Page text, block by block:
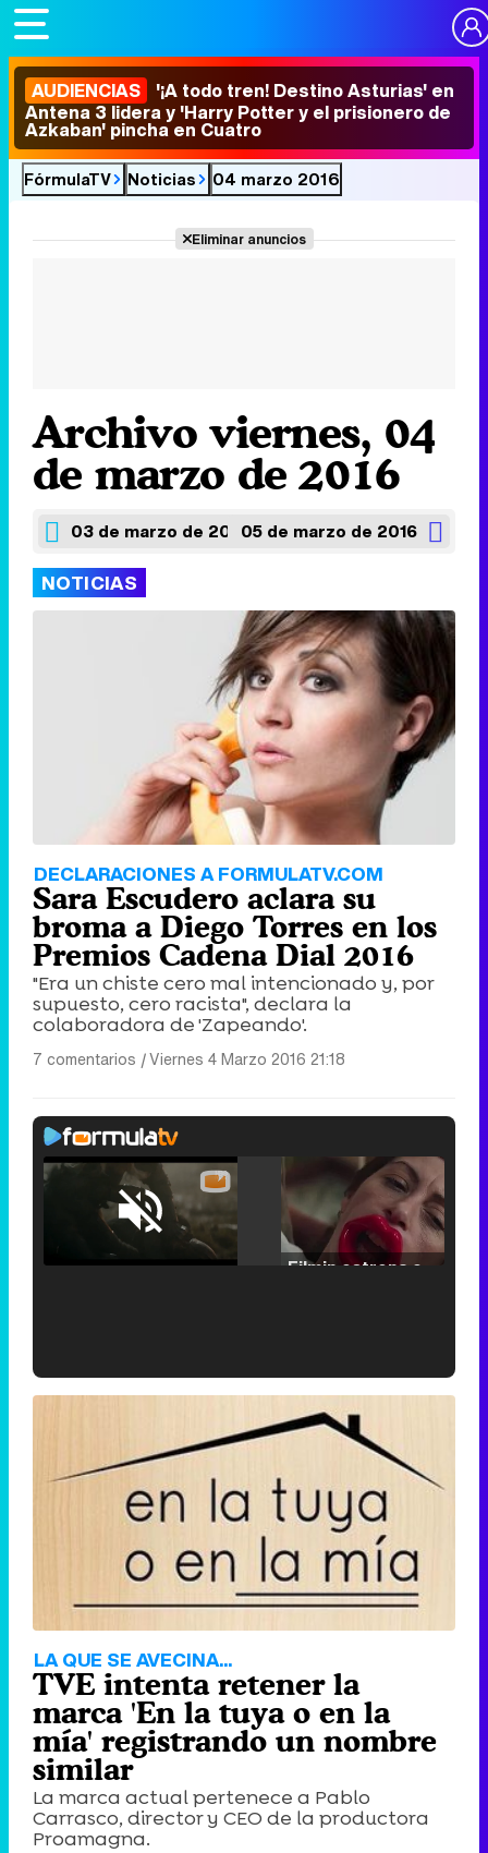
AUDIENCIAS '¡A todo tren! Destino Asturias' en
Antena 3 lidera y 'Harry Potter y el prisionero de
Azkaban' pincha en Cuatro
FórmulaTV Noticias 04 marzo 2016
Eliminar anuncios
Archivo viernes, 04
de marzo de 2016
03 de marzo de 201605 de marzo de 2016
NOTICIAS
DECLARACIONES A FORMULATV.COM
Sara Escudero aclara su
broma a Diego Torres en los
Premios Cadena Dial 2016
"Era un chiste cero mal intencionado y, por
supuesto, cero racista", declara la
colaboradora de 'Zapeando'.
7 comentarios |Viernes 4 Marzo 2016 21:18
Unmute /
Loaded :
'120 Minutos' celebra sus 2.000 programas en Telemadrid con un vídeo del día a día en la redacción
LA QUE SE AVECINA...
TVE intenta retener la
marca 'En la tuya o en la
mía' registrando un nombre
similar
La marca actual pertenece a Pablo
Carrasco, director y CEO de la productora
Proamagna.